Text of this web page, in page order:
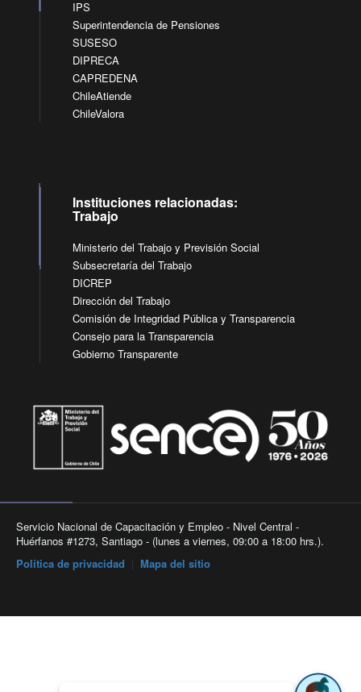
IPS
Superintendencia de Pensiones
SUSESO
DIPRECA
CAPREDENA
ChileAtiende
ChileValora
Instituciones relacionadas:
Trabajo
Ministerio del Trabajo y Previsión Social
Subsecretaría del Trabajo
DICREP
Dirección del Trabajo
Comisión de Integridad Pública y Transparencia
Consejo para la Transparencia
Gobierno Transparente
Servicio Nacional de Capacitación y Empleo - Nivel Central -
Huérfanos #1273, Santiago - (lunes a viernes, 09:00 a 18:00 hrs.).
Política de privacidad
Mapa del sitio